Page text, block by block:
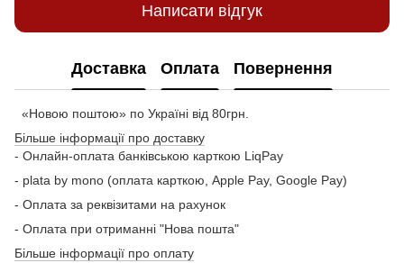
Написати відгук
Доставка Оплата Повернення
«Новою поштою» по Україні від 80грн.
Більше інформації про доставку
- Онлайн-оплата банківською карткою LiqPay
- plata by mono (оплата карткою, Apple Pay, Google Pay)
- Оплата за реквізитами на рахунок
- Оплата при отриманні "Нова пошта"
Більше інформації про оплату